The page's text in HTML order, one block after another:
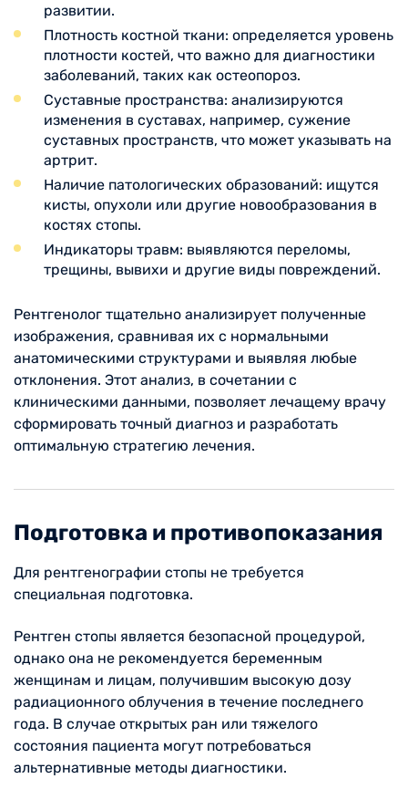
развитии.
Плотность костной ткани: определяется уровень
плотности костей, что важно для диагностики
заболеваний, таких как остеопороз.
Суставные пространства: анализируются
изменения в суставах, например, сужение
суставных пространств, что может указывать на
артрит.
Наличие патологических образований: ищутся
кисты, опухоли или другие новообразования в
костях стопы.
Индикаторы травм: выявляются переломы,
трещины, вывихи и другие виды повреждений.
Рентгенолог тщательно анализирует полученные
изображения, сравнивая их с нормальными
анатомическими структурами и выявляя любые
отклонения. Этот анализ, в сочетании с
клиническими данными, позволяет лечащему врачу
сформировать точный диагноз и разработать
оптимальную стратегию лечения.
Подготовка и противопоказания
Для рентгенографии стопы не требуется
специальная подготовка.
Рентген стопы является безопасной процедурой,
однако она не рекомендуется беременным
женщинам и лицам, получившим высокую дозу
радиационного облучения в течение последнего
года. В случае открытых ран или тяжелого
состояния пациента могут потребоваться
альтернативные методы диагностики.